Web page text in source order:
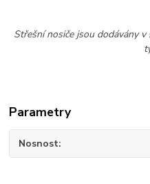
Střešní nosiče jsou dodávány
Parametry
Nosnost